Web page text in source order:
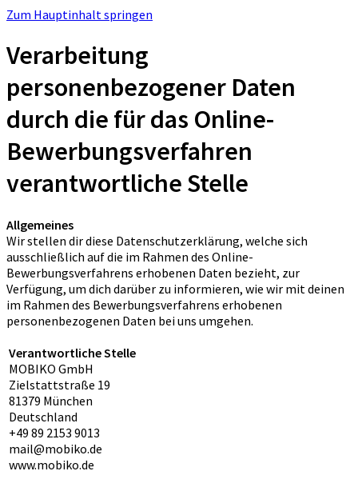
Zum Hauptinhalt springen
Verarbeitung
personenbezogener Daten
durch die für das Online-
Bewerbungsverfahren
verantwortliche Stelle
Allgemeines
Wir stellen dir diese Datenschutzerklärung, welche sich
ausschließlich auf die im Rahmen des Online-
Bewerbungsverfahrens erhobenen Daten bezieht, zur
Verfügung, um dich darüber zu informieren, wie wir mit deinen
im Rahmen des Bewerbungsverfahrens erhobenen
personenbezogenen Daten bei uns umgehen.
Verantwortliche Stelle
MOBIKO GmbH
Zielstattstraße 19
81379 München
Deutschland
+49 89 2153 9013
mail@mobiko.de
www.mobiko.de